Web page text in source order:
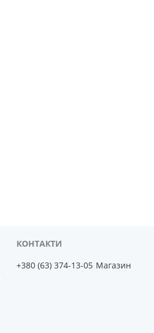
+380 (63) 374-13-05 Магазин